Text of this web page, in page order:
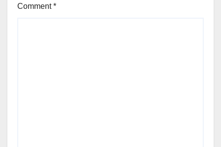
Comment*